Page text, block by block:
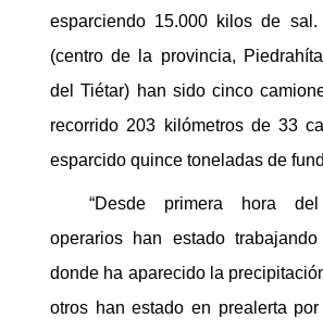
esparciendo 15.000 kilos de sal.
(centro de la provincia,
del Tiétar) han sido cinco
recorrido 203 kilómetros de 33
esparcido quince toneladas de
“Desde primera hora
operarios han estado
donde ha aparecido la
otros han estado en prealerta